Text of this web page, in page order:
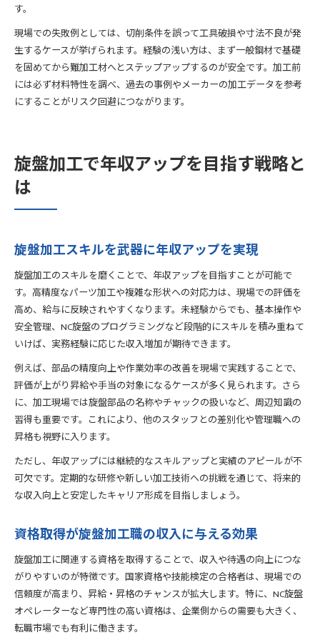
す。
現場での失敗例としては、切削条件を誤って工具破損や寸法不良が発
生するケースが挙げられます。経験の浅い方は、まず一般鋼材で基礎
を固めてから難加工材へとステップアップするのが安全です。加工前
には必ず材料特性を調べ、過去の事例やメーカーの加工データを参考
にすることがリスク回避につながります。
旋盤加工で年収アップを目指す戦略と
は
旋盤加工スキルを武器に年収アップを実現
旋盤加工のスキルを磨くことで、年収アップを目指すことが可能で
す。高精度なパーツ加工や複雑な形状への対応力は、現場での評価を
高め、給与に反映されやすくなります。未経験からでも、基本操作や
安全管理、NC旋盤のプログラミングなど段階的にスキルを積み重ねて
いけば、実務経験に応じた収入増加が期待できます。
例えば、部品の精度向上や作業効率の改善を現場で実践することで、
評価が上がり昇給や手当の対象になるケースが多く見られます。さら
に、加工現場では旋盤部品の名称やチャックの扱いなど、周辺知識の
習得も重要です。これにより、他のスタッフとの差別化や管理職への
昇格も視野に入ります。
ただし、年収アップには継続的なスキルアップと実績のアピールが不
可欠です。定期的な研修や新しい加工技術への挑戦を通じて、将来的
な収入向上と安定したキャリア形成を目指しましょう。
資格取得が旋盤加工職の収入に与える効果
旋盤加工に関連する資格を取得することで、収入や待遇の向上につな
がりやすいのが特徴です。国家資格や技能検定の合格者は、現場での
信頼度が高まり、昇給・昇格のチャンスが拡大します。特に、NC旋盤
オペレーターなど専門性の高い資格は、企業側からの需要も大きく、
転職市場でも有利に働きます。